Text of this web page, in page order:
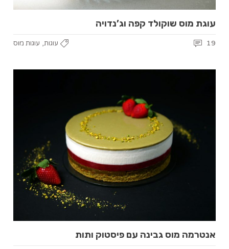
עוגת מוס שוקולד קפה וג’נדויה
עוגות, עוגות מוס 19
אנטרמה מוס גבינה עם פיסטוק ותות